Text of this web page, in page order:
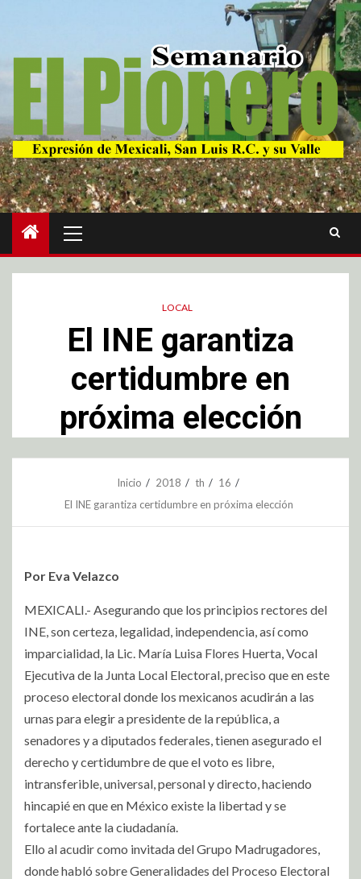
LOCAL
El INE garantiza
certidumbre en
próxima elección
Inicio 2018 th
16
El INE garantiza certidumbre en próxima elección
Por Eva Velazco
MEXICALI.- Asegurando que los principios rectores del
INE, son certeza, legalidad, independencia, así como
imparcialidad, la Lic. María Luisa Flores Huerta, Vocal
Ejecutiva de la Junta Local Electoral, preciso que en este
proceso electoral donde los mexicanos acudirán a las
urnas para elegir a presidente de la república, a
senadores y a diputados federales, tienen asegurado el
derecho y certidumbre de que el voto es libre,
intransferible, universal, personal y directo, haciendo
hincapié en que en México existe la libertad y se
fortalece ante la ciudadanía.
Ello al acudir como invitada del Grupo Madrugadores,
donde habló sobre Generalidades del Proceso Electoral